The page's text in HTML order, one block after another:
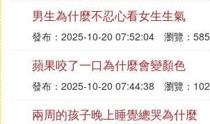
摘要 1.打開紅米手機，點擊設置裡
10. 為什麼紅米note9pro沒
功能
系統本身不支持了，這個是沒有辦
試其他第三方軟體。
男生為什麼不忍心看女生生氣
發布：2025-10-20 07:52:04 瀏覽：585
蘋果咬了一口為什麼會變顏色
發布：2025-10-20 07:44:38 瀏覽：
兩周的孩子晚上睡覺總哭為什麼